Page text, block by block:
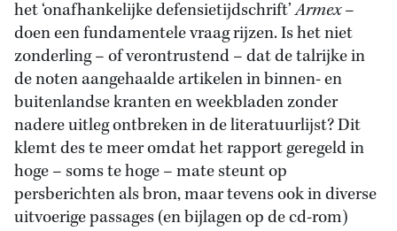
het ‘onafhankelijke defensietijdschrift’Armex–
doen een fundamentele vraag rijzen. Is het niet
zonderling – of verontrustend – dat de talrijke in
de noten aangehaalde artikelen in binnen- en
buitenlandse kranten en weekbladen zonder
nadere uitleg ontbreken in de literatuurlijst? Dit
klemt des te meer omdat het rapport geregeld in
hoge – soms te hoge – mate steunt op
persberichten als bron, maar tevens ook in diverse
uitvoerige passages (en bijlagen op de cd-rom)